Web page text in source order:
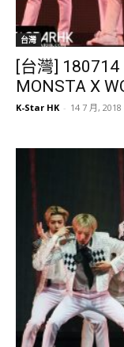
台灣
[台灣] 180714
MONSTA X
K-Star HK - 14 7 月, 2018